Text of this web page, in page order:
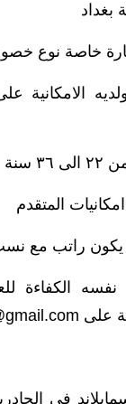
الامكانية
المتقدم
راتب مع
الكفاءة
على
في